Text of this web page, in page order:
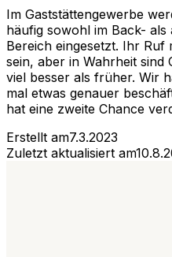
Im Gaststättengewerbe
häufig sowohl im Back-
Bereich eingesetzt. Ihr
sein, aber in Wahrheit
viel besser als früher. Wir
mal etwas genauer
hat eine zweite Chance
Erstellt am7.3.2023
Zuletzt aktualisiert am